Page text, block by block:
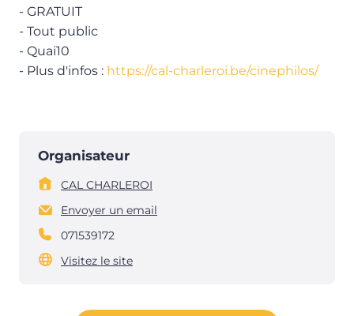
- GRATUIT
- Tout public
- Quai10
- Plus d'infos : https://cal-charleroi.be/cinephilos/
Organisateur
CAL CHARLEROI
Envoyer un email
071539172
Visitez le site